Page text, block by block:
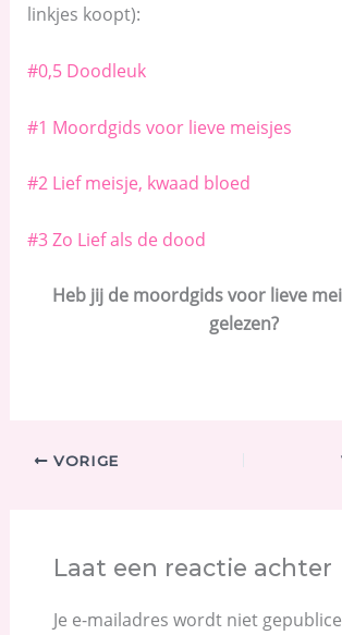
linkjes koopt):
#0,5 Doodleuk
#1 Moordgids voor lieve meisjes
#2 Lief meisje, kwaad bloed
#3 Zo Lief als de dood
Heb jij de moordgids voor lieve
gelezen?
VORIGE
Laat een reactie achter
Je e-mailadres wordt niet